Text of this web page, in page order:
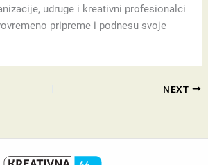
udruge i kreativni profesionalci
pripreme i podnesu svoje
NEXT